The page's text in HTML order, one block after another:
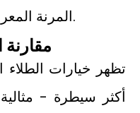
المرنة المعرضة للتحول أثناء نقل الحرارة.
مقارنة
تظهر خيارات الطلاء
أكثر سيطرة -